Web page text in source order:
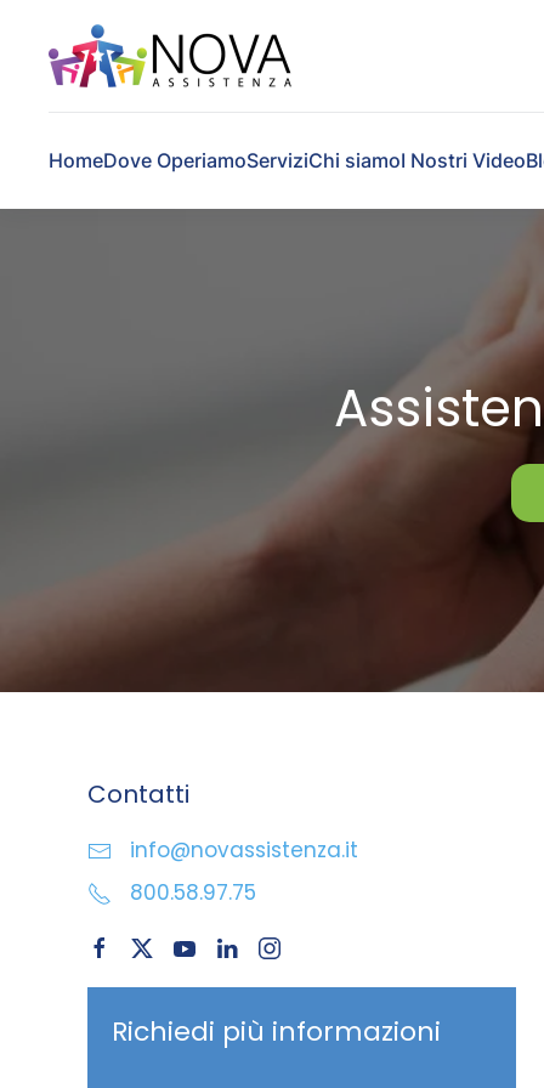
Skip to main content
HomeDove OperiamoServiziChi siamoI Nostri Video
Contatti
info@novassistenza.it
800.58.97.75
Richiedi più informazioni